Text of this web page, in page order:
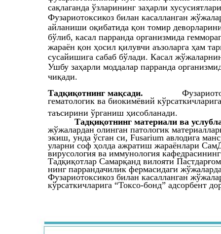
сақлаганда ўзларининг заҳарли
Фузариотоксикоз билан касалланган
айланиши оқибатида қон томир
бўлиб, касал парранда организмида
жараён қон ҳосил қилувчи аъзоларга ҳам
сусайишига сабаб бўлади. Касал
Ушбу заҳарли моддалар парранда
чиқади.
Тадқиқотнинг мақсади.
гематологик ва биокимёвий
таъсирини ўрганиш ҳисобланади.
Тадқиқотнинг материали ва
жўжалардан олинган патологик
экиш, унда ўсган си, Fusarium авлодига
уларни соф ҳолда ажратиш жараёнлари
вирусология ва иммунология
Тадқиқотлар Самарқанд вилояти
нинг паррандачилик фермасидаги
Фузариотоксикоз билан касалланган
кўрсаткичларига “Токсо-бонд” адсорбент